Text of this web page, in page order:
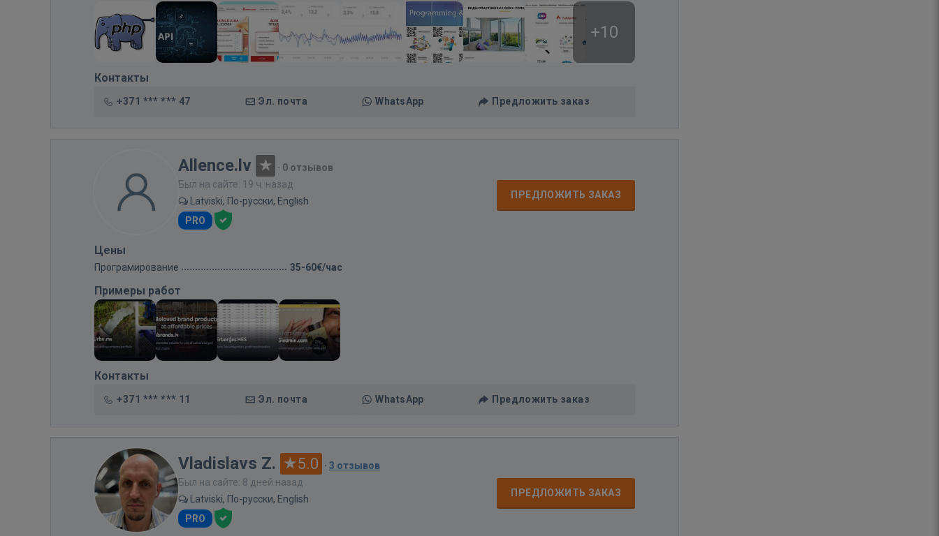
+10
Контакты
+371 *** *** 47 Эл. почта WhatsApp Предложить заказ
Allence.lv · 0 отзывов
Был на сайте: 19 ч. назад
Latviski, По-русски, English
PRO
ПРЕДЛОЖИТЬ ЗАКАЗ
Цены
Програмирование 35-60€/час
Примеры работ
Контакты
+371 *** *** 11 Эл. почта WhatsApp Предложить заказ
Vladislavs Z. 5.0 · 3 отзывов
Был на сайте: 8 дней назад
Latviski, По-русски, English
PRO
ПРЕДЛОЖИТЬ ЗАКАЗ